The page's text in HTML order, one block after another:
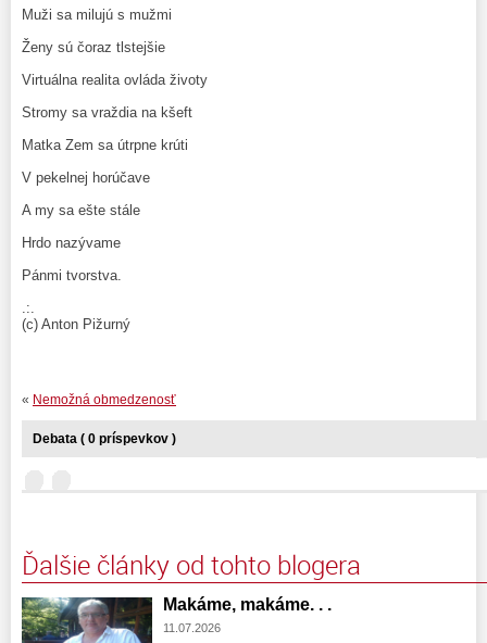
Muži sa milujú s mužmi
Ženy sú čoraz tlstejšie
Virtuálna realita ovláda životy
Stromy sa vraždia na kšeft
Matka Zem sa útrpne krúti
V pekelnej horúčave
A my sa ešte stále
Hrdo nazývame
Pánmi tvorstva.
.:.
(c) Anton Pižurný
« Nemožná obmedzenosť
Debata ( 0 príspevkov )
Ďalšie články od tohto blogera
Makáme, makáme. . .
11.07.2026